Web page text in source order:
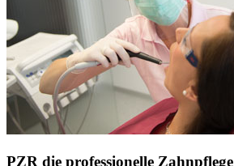
PZR die professionelle Zahnpflege